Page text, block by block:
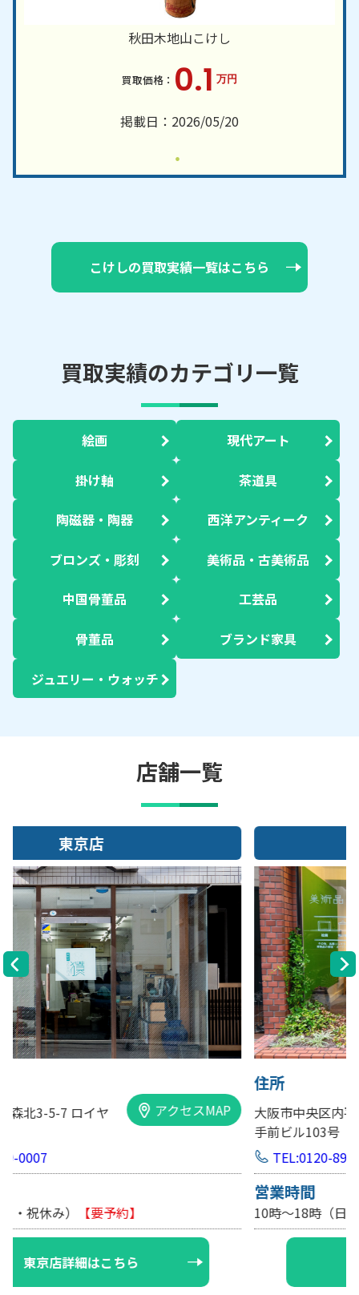
秋田木地山こけし
0.1 万円
掲載日：2026/05/20
こけしの買取実績一覧はこちら
買取実績のカテゴリ一覧
絵画 現代アート
掛け軸 茶道具
陶磁器・陶器 西洋アンティーク
ブロンズ・彫刻 美術品・古美術品
中国骨董品 工芸品
骨董品 ブランド家具
ジュエリー・ウォッチ
店舗一覧
大阪市中央区内平野町1-1-5 西大
アクセスMAP
TEL:0120-89-0007
10時～18時（日・祝休み/土曜は不定休）【要予約】
大阪店詳細はこちら